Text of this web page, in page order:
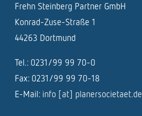
Frehn Steinberg Partner GmbH
Konrad-Zuse-Straße 1
44263 Dortmund
Tel.: 0231/99 99 70-0
Fax: 0231/99 99 70-18
E-Mail: info [at] planersocietaet.de